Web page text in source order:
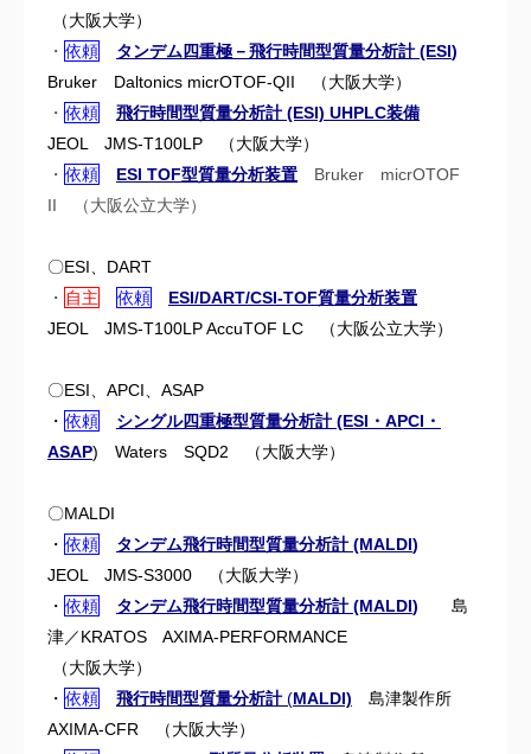
（大阪大学）
・ 依頼 タンデム四重極－飛行時間型質量分析計 (ESI)
Bruker Daltonics micrOTOF-QII
（大阪大学）
・ 依頼
飛行時間型質量分析計 (ESI) UHPLC装備
JEOL JMS-T100LP
（大阪大学）
・ 依頼 ESI TOF型質量分析装置 Bruker micrOTOF
II （大阪公立大学）
〇ESI、DART
・ 自主 依頼
ESI/DART/CSI-TOF質量分析装置
JEOL JMS-T100LP AccuTOF LC
（大阪公立大学）
〇ESI、APCI、ASAP
・ 依頼
シングル四重極型質量分析計 (ESI・APCI・
ASAP) Waters SQD2 （大阪大学）
〇MALDI
・ 依頼 タンデム飛行時間型質量分析計(MALDI)
JEOL JMS-S3000 （大阪大学）
・ 依頼 タンデム飛行時間型質量分析計 (MALDI)
島
津／KRATOS AXIMA-PERFORMANCE
（大阪大学）
・ 依頼 飛行時間型質量分析計(MALDI)
島津製作所
AXIMA-CFR
（大阪大学）